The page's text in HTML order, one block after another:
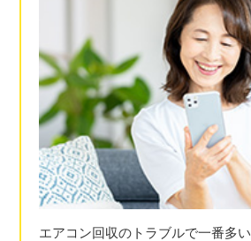
エアコン回収のトラブルで一番多